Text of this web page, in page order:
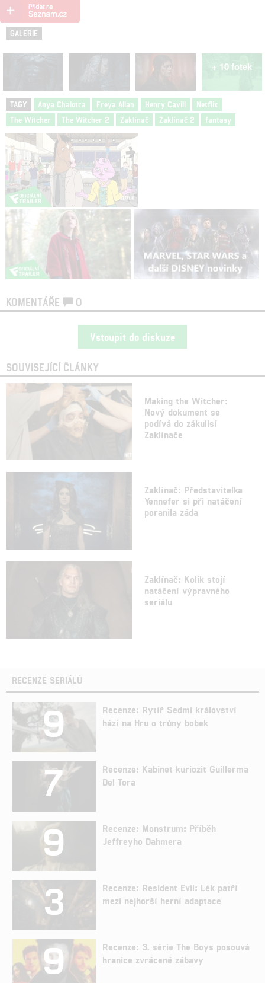
GALERIE
+ 10 fotek
TAGY Anya Chalotra Freya Allan Henry Cavill
Netflix
The Witcher
The Witcher 2 Zaklínač Zaklínač 2 fantasy
KOMENTÁŘE 0
Vstoupit do diskuze
SOUVISEJÍCÍ ČLÁNKY
Making the Witcher:
Nový dokument se
podívá do zákulisí
Zaklínače
Zaklínač: Představitelka
Yennefer si při natáčení
poranila záda
Zaklínač: Kolik stojí
natáčení výpravného
seriálu
RECENZE SERIÁLŮ
9
Recenze: Rytíř Sedmi království
hází na Hru o trůny bobek
7
Recenze: Kabinet kuriozit Guillerma
Del Tora
9
Recenze: Monstrum: Příběh
Jeffreyho Dahmera
3
Recenze: Resident Evil: Lék patří
mezi nejhorší herní adaptace
9
Recenze: 3. série The Boys posouvá
hranice zvrácené zábavy